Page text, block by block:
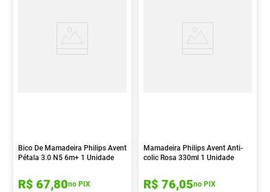
Bico De Mamadeira Philips Avent
Pétala 3.0 N5 6m+ 1 Unidade
R$ 67,80no PIX
Mamadeira Philips Avent Anti-
colic Rosa 330ml 1 Unidade
R$ 76,05no PIX